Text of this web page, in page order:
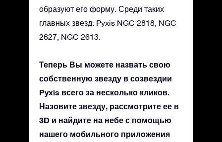
образуют его форму. Среди таких
главных звезд: Pyxis NGC 2818, NGC
2627, NGC 2613.
Теперь Вы можете назвать свою
собственную звезду в созвездии
Pyxis всего за несколько кликов.
Назовите звезду, рассмотрите ее в
3D и найдите на небе с помощью
нашего мобильного приложения